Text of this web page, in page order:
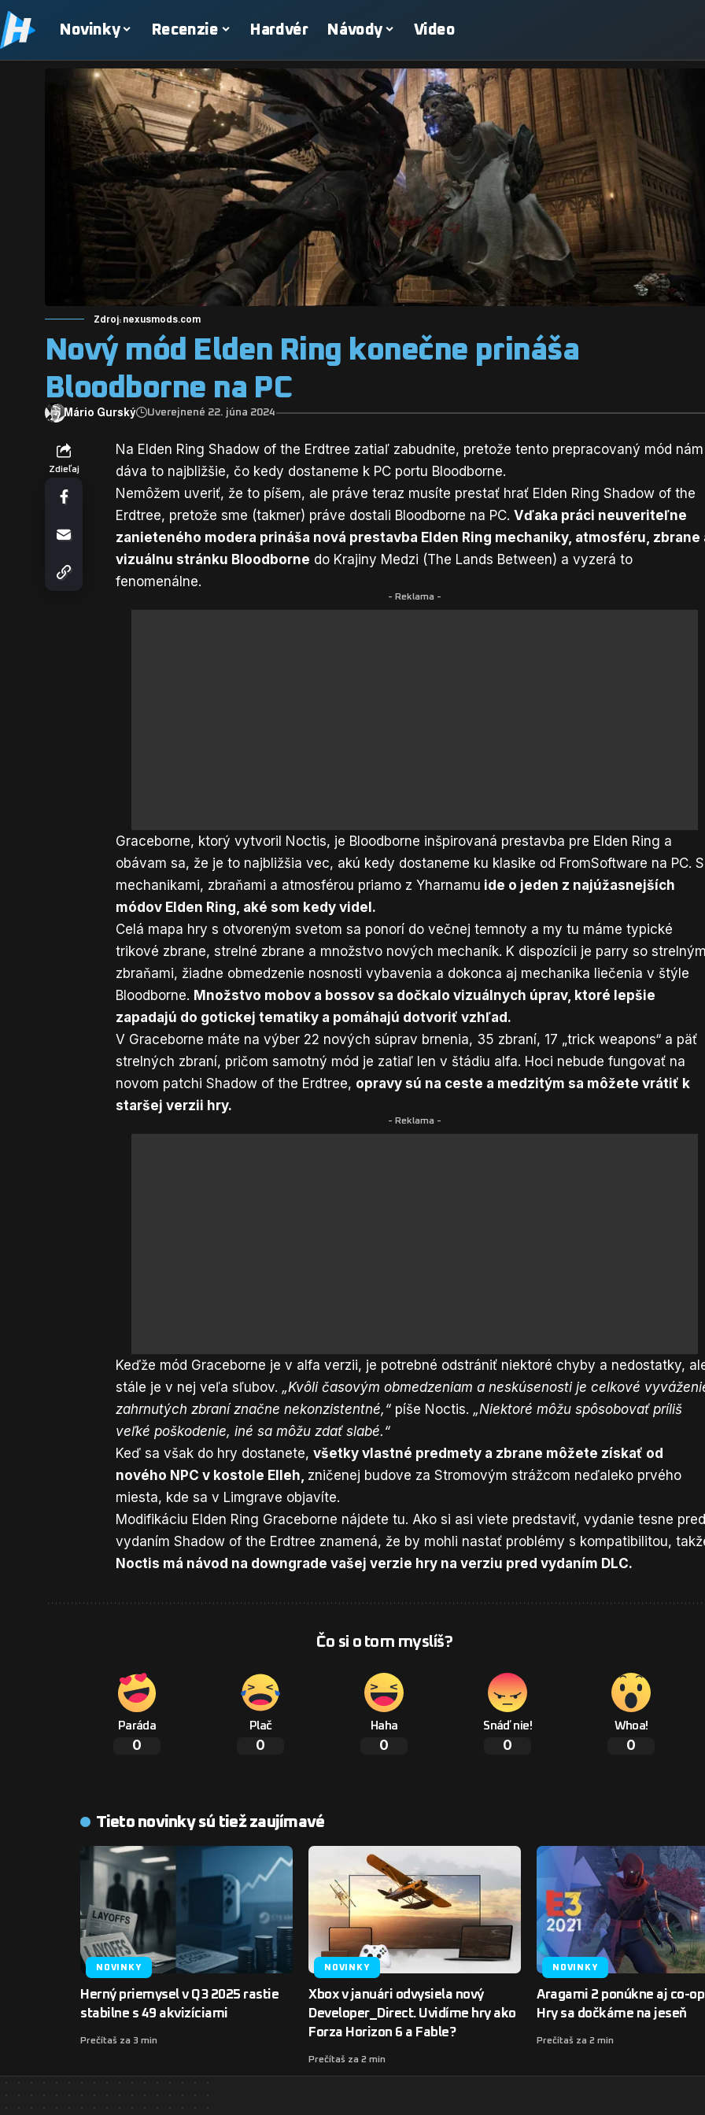
Novinky Recenzie Hardvér Návody Video
Zdroj: nexusmods.com
Nový mód Elden Ring konečne prináša
Bloodborne na PC
Mário Gurský Uverejnené 22. júna 2024
Zdieľaj
Na Elden Ring Shadow of the Erdtree zatiaľ zabudnite, pretože tento prepracovaný mód nám
dáva to najbližšie, čo kedy dostaneme k PC portu Bloodborne.
Nemôžem uveriť, že to píšem, ale práve teraz musíte prestať hrať Elden Ring Shadow of the
Erdtree, pretože sme (takmer) práve dostali Bloodborne na PC.Vďaka práci neuveriteľne
zanieteného modera prináša nová prestavba Elden Ring mechaniky, atmosféru, zbrane
vizuálnu stránku Bloodborne do Krajiny Medzi (The Lands Between) a vyzerá to
fenomenálne.
- Reklama -
Graceborne, ktorý vytvoril Noctis, je Bloodborne inšpirovaná prestavba pre Elden Ring a
obávam sa, že je to najbližšia vec, akú kedy dostaneme ku klasike od FromSoftware na PC. S
mechanikami, zbraňami a atmosférou priamo z Yharnamu ide o jeden z najúžasnejších
módov Elden Ring, aké som kedy videl.
Celá mapa hry s otvoreným svetom sa ponorí do večnej temnoty a my tu máme typické
trikové zbrane, strelné zbrane a množstvo nových mechaník. K dispozícii je parry so
zbraňami, žiadne obmedzenie nosnosti vybavenia a dokonca aj mechanika liečenia v štýle
Bloodborne. Množstvo mobov a bossov sa dočkalo vizuálnych úprav, ktoré lepšie
zapadajú do gotickej tematiky a pomáhajú dotvoriť vzhľad.
V Graceborne máte na výber 22 nových súprav brnenia, 35 zbraní, 17 „trick weapons“ a päť
strelných zbraní, pričom samotný mód je zatiaľ len v štádiu alfa. Hoci nebude fungovať na
novom patchi Shadow of the Erdtree, opravy sú na ceste a medzitým sa môžete vrátiť k
staršej verzii hry.
- Reklama -
Keďže mód Graceborne je v alfa verzii, je potrebné odstrániť niektoré chyby a nedostatky,
stále je v nej veľa sľubov. „Kvôli časovým obmedzeniam a neskúsenosti je celkové
zahrnutých zbraní značne nekonzistentné,“ píše Noctis. „Niektoré môžu spôsobovať príliš
veľké poškodenie, iné sa môžu zdať slabé.“
Keď sa však do hry dostanete,všetky vlastné predmety a zbrane môžete získať od
nového NPC v kostole Elleh, zničenej budove za Stromovým strážcom neďaleko prvého
miesta, kde sa v Limgrave objavíte.
Modifikáciu Elden Ring Graceborne nájdete tu. Ako si asi viete predstaviť, vydanie tesne
vydaním Shadow of the Erdtree znamená, že by mohli nastať problémy s kompatibilitou,
Noctis má návod na downgrade vašej verzie hry na verziu pred vydaním DLC.
Čo si o tom myslíš?
Paráda
0
Plač
0
Haha
0
Snáď nie!
0
Whoa!
0
Tieto novinky sú tiež zaujímavé
NOVINKY
Herný priemysel v Q3 2025 rastie
stabilne s 49 akvizíciami
Prečítaš za 3 min
NOVINKY
Xbox v januári odvysiela nový
Developer_Direct. Uvidíme hry ako
Forza Horizon 6 a Fable?
Prečítaš za 2 min
NOVINKY
Aragami 2 ponúkne aj co-
Hry sa dočkáme na jeseň
Prečítaš za 2 min